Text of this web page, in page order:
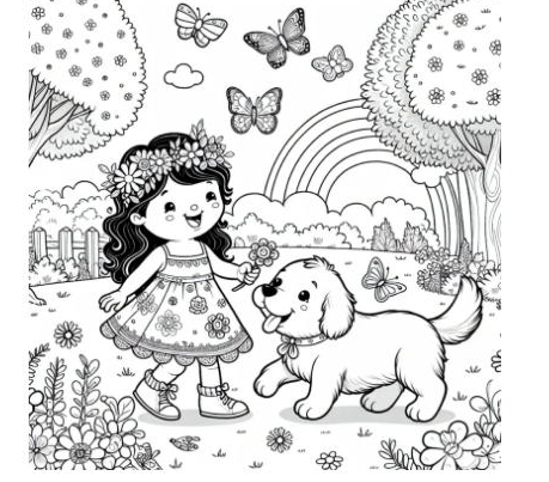
a
t
i
o
n